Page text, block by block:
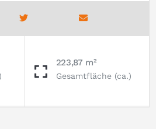
223,87 m²
Gesamtfläche (ca.)